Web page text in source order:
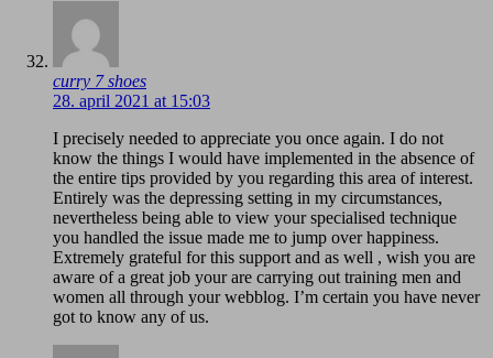
curry 7 shoes
28. april 2021 at 15:03
I precisely needed to appreciate you once again. I do not
know the things I would have implemented in the absence of
the entire tips provided by you regarding this area of interest.
Entirely was the depressing setting in my circumstances,
nevertheless being able to view your specialised technique
you handled the issue made me to jump over happiness.
Extremely grateful for this support and as well , wish you are
aware of a great job your are carrying out training men and
women all through your webblog. I’m certain you have never
got to know any of us.